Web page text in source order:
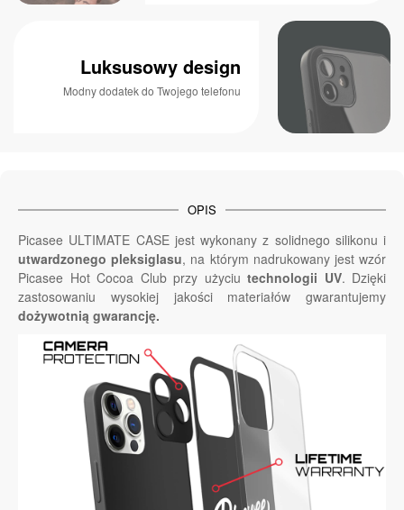
Luksusowy design
Modny dodatek do Twojego telefonu
OPIS
Picasee ULTIMATE CASE jest wykonany z solidnego silikonu i
utwardzonego pleksiglasu, na którym nadrukowany jest wzór
Picasee Hot Cocoa Club przy użyciu technologii UV. Dzięki
zastosowaniu wysokiej jakości materiałów gwarantujemy
dożywotnią gwarancję.